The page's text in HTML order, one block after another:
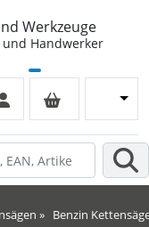
Werkzeuge
Handwerker
» Benzin